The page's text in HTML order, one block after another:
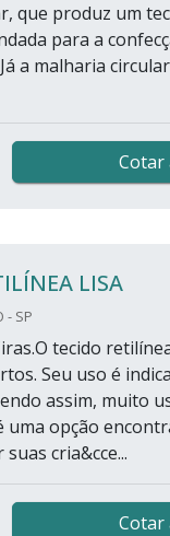
que produz um
para a
a malharia
Cotar
LISA
- SP
tecido
Seu uso é
assim, muito
uma opção
cria&cce...
Cotar